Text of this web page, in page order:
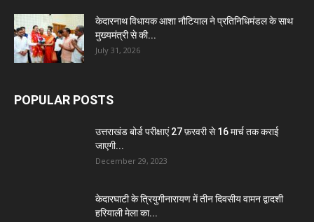
केदारनाथ विधायक आशा नौटियाल ने प्रतिनिधिमंडल के साथ
मुख्यमंत्री से की...
July 31, 2026
POPULAR POSTS
उत्तराखंड बोर्ड परीक्षाएं 27 फ़रवरी से 16 मार्च तक कराई
जाएगी...
December 29, 2023
केदारघाटी के त्रियुगीनारायण में तीन दिवसीय वामन द्वादशी
हरियाली मेला का...